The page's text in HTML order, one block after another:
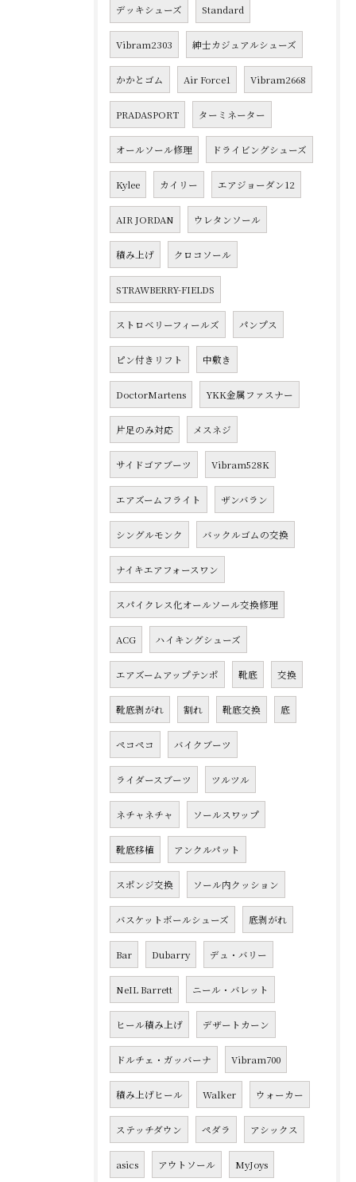
デッキシューズ Standard
Vibram2303 紳士カジュアルシューズ
かかとゴム Air Force1 Vibram2668
PRADASPORT ターミネーター
オールソール修理 ドライビングシューズ
Kylee カイリー エアジョーダン12
AIR JORDAN ウレタンソール
積み上げ クロコソール
STRAWBERRY-FIELDS
ストロベリーフィールズ パンプス
ピン付きリフト 中敷き
DoctorMartens YKK金属ファスナー
片足のみ対応 メスネジ
サイドゴアブーツ Vibram528K
エアズームフライト ザンバラン
シングルモンク バックルゴムの交換
ナイキエアフォースワン
スパイクレス化オールソール交換修理
ACG ハイキングシューズ
エアズームアップテンポ 靴底 交換
靴底剥がれ 割れ 靴底交換 底
ペコペコ バイクブーツ
ライダースブーツ ツルツル
ネチャネチャ ソールスワップ
靴底移植 アンクルパット
スポンジ交換 ソール内クッション
バスケットボールシューズ 底剥がれ
Bar Dubarry デュ・バリー
NeIL Barrett ニール・バレット
ヒール積み上げ デザートカーン
ドルチェ・ガッバーナ Vibram700
積み上げヒール Walker ウォーカー
ステッチダウン ペダラ アシックス
asics アウトソール MyJoys